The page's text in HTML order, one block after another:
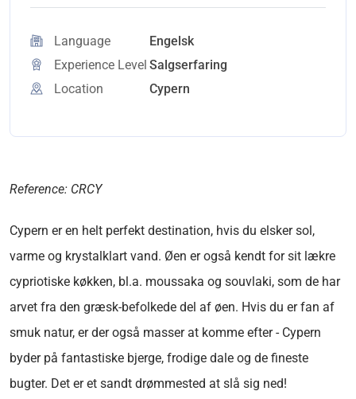
Language
Engelsk
Experience Level Salgserfaring
Location
Cypern
Reference: CRCY
Cypern er en helt perfekt destination, hvis du elsker sol,
varme og krystalklart vand. Øen er også kendt for sit lækre
cypriotiske køkken, bl.a. moussaka og souvlaki, som de har
arvet fra den græsk-befolkede del af øen. Hvis du er fan af
smuk natur, er der også masser at komme efter - Cypern
byder på fantastiske bjerge, frodige dale og de fineste
bugter. Det er et sandt drømmested at slå sig ned!